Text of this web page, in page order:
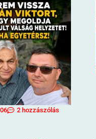
2 hozzászólás